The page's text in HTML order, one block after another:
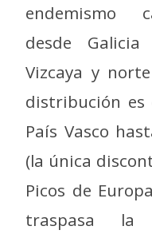
endemismo
desde
Vizcaya y
distribución es
País Vasco
(la única
Picos de
traspasa la